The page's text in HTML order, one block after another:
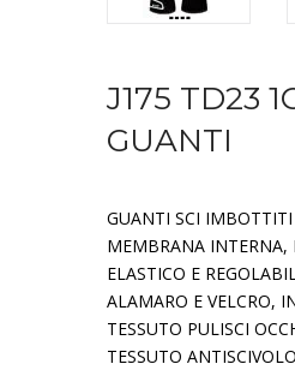
J175 TD23
GUANTI
GUANTI SCI
MEMBRANA INTERNA,
ELASTICO E
ALAMARO E VELCRO,
TESSUTO PULISCI
TESSUTO